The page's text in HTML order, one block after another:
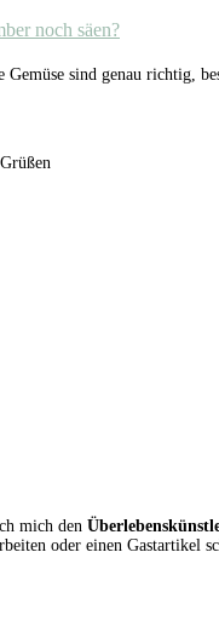
noch säen?
sind genau richtig,
mich den
oder einen Gastartikel